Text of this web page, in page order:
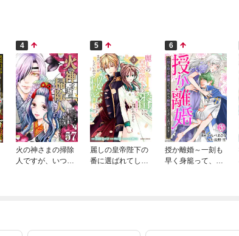
4
火の神さまの掃除
人ですが、いつの
5
麗しの皇帝陛下の
番に選ばれてしま
6
授か離婚～一刻も
早く身籠って、私